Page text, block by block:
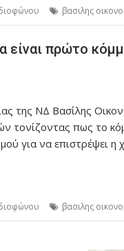
βασιλης
είναι πρώτο
της ΝΔ Βασίλης
τονίζοντας πως το
για να επιστρέψει
βασιλης